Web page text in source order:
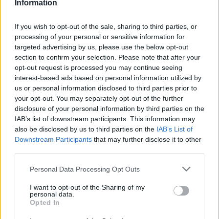
Information
If you wish to opt-out of the sale, sharing to third parties, or
processing of your personal or sensitive information for
targeted advertising by us, please use the below opt-out
section to confirm your selection. Please note that after your
opt-out request is processed you may continue seeing
interest-based ads based on personal information utilized by
us or personal information disclosed to third parties prior to
your opt-out. You may separately opt-out of the further
disclosure of your personal information by third parties on the
IAB’s list of downstream participants. This information may
also be disclosed by us to third parties on the IAB’s List of
Downstream Participants that may further disclose it to other
Please note that this website/app uses one or more Google
not limited to your visit or usage behaviour. You may click to
grant or deny consent to Google and its third-party tags to
use your data for below specified purposes in below Google
Personal Data Processing Opt Outs
I want to opt-out of the Sharing of my
personal data.
Opted In
l’inaugurazione
Andrea Mura conquista Palau: grande
partecipazione per il suo racconto
Calangianus, allarme sul centro accoglienza
minori, Albieri: “Episodi gravissimi”
Gallura, finti clienti svuotano le suite: furto da
50mila nel resort
protagonisti